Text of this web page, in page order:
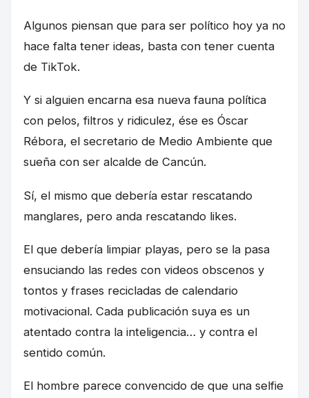
Algunos piensan que para ser político hoy ya no
hace falta tener ideas, basta con tener cuenta
de TikTok.
Y si alguien encarna esa nueva fauna política
con pelos, filtros y ridiculez, ése es Óscar
Rébora, el secretario de Medio Ambiente que
sueña con ser alcalde de Cancún.
Sí, el mismo que debería estar rescatando
manglares, pero anda rescatando likes.
El que debería limpiar playas, pero se la pasa
ensuciando las redes con videos obscenos y
tontos y frases recicladas de calendario
motivacional. Cada publicación suya es un
atentado contra la inteligencia… y contra el
sentido común.
El hombre parece convencido de que una selfie